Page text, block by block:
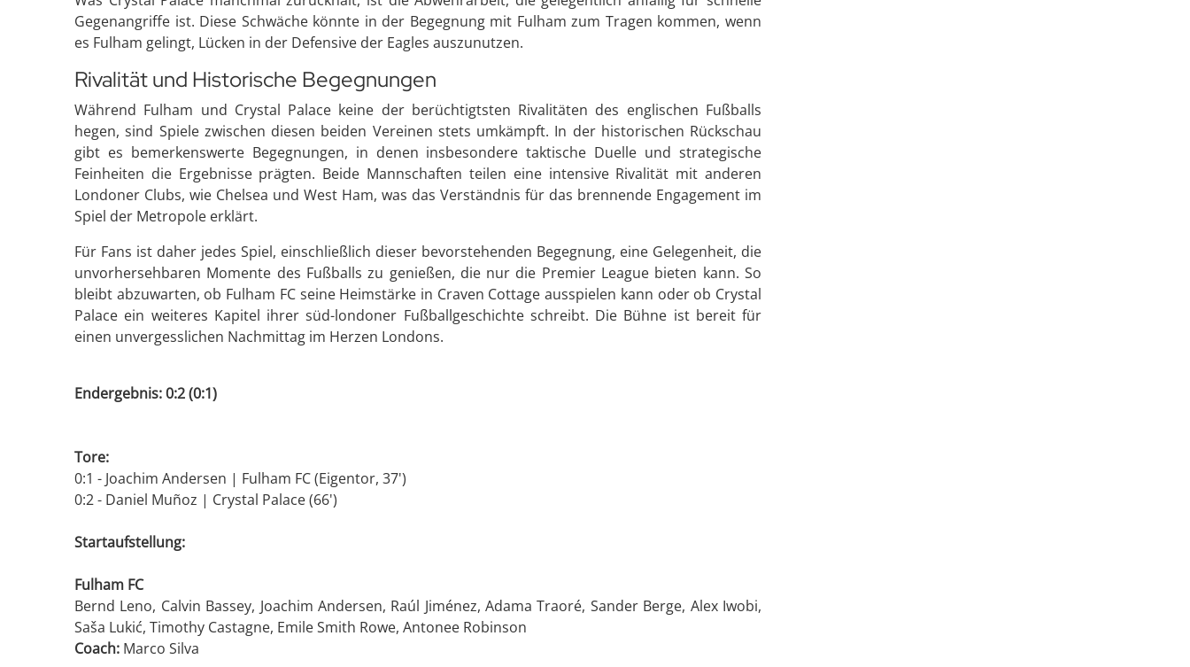
Gegenangriffe ist. Diese Schwäche könnte in der Begegnung mit Fulham zum Tragen kommen, wenn
es Fulham gelingt, Lücken in der Defensive der Eagles auszunutzen.
Rivalität und Historische Begegnungen
Während Fulham und Crystal Palace keine der berüchtigtsten Rivalitäten des englischen Fußballs
hegen, sind Spiele zwischen diesen beiden Vereinen stets umkämpft. In der historischen Rückschau
gibt es bemerkenswerte Begegnungen, in denen insbesondere taktische Duelle und strategische
Feinheiten die Ergebnisse prägten. Beide Mannschaften teilen eine intensive Rivalität mit anderen
Londoner Clubs, wie Chelsea und West Ham, was das Verständnis für das brennende Engagement im
Spiel der Metropole erklärt.
Für Fans ist daher jedes Spiel, einschließlich dieser bevorstehenden Begegnung, eine Gelegenheit, die
unvorhersehbaren Momente des Fußballs zu genießen, die nur die Premier League bieten kann. So
bleibt abzuwarten, ob Fulham FC seine Heimstärke in Craven Cottage ausspielen kann oder ob Crystal
Palace ein weiteres Kapitel ihrer süd-londoner Fußballgeschichte schreibt. Die Bühne ist bereit für
einen unvergesslichen Nachmittag im Herzen Londons.
Endergebnis: 0:2 (0:1)
Tore:
0:1 - Joachim Andersen | Fulham FC (Eigentor, 37')
0:2 - Daniel Muñoz | Crystal Palace (66')
Startaufstellung:
Fulham FC
Bernd Leno, Calvin Bassey, Joachim Andersen, Raúl Jiménez, Adama Traoré, Sander Berge, Alex Iwobi,
Saša Lukić, Timothy Castagne, Emile Smith Rowe, Antonee Robinson
Coach: Marco Silva